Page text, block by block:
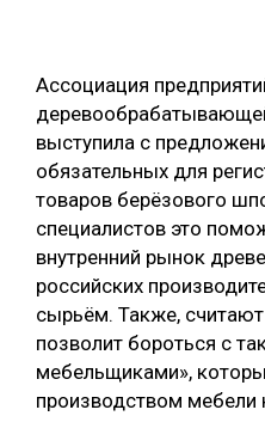
ЦИФРОВАЯ СРЕДА
БИОЭНЕРГЕТИКА
ЛЕСОВОССТАНОВЛЕНИЕ И
ЛОГИСТИКА
ПРОИЗВОДСТВО ДРЕВЕСНЫХ
ЦБП
КОМПЛЕКСНАЯ ПЕРЕРАБОТКА
ЛЕСОПИЛЕНИЕ
РУБРИКИ
ТЕМАТИЧЕСКИЕ ПРОЕКТЫ
ПОДБОРКИ СТАТЕЙ
Ассоциация
выступила с
обязательных для
товаров берёзового
специалистов это
внутренний рынок
российских
сырьём. Также,
позволит бороться с
мебельщиками»,
производством мебели